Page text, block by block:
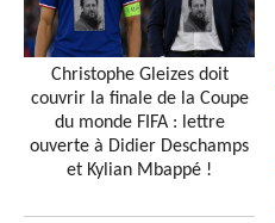
Christophe Gleizes doit
couvrir la finale de la Coupe
du monde FIFA : lettre
ouverte à Didier Deschamps
et Kylian Mbappé !